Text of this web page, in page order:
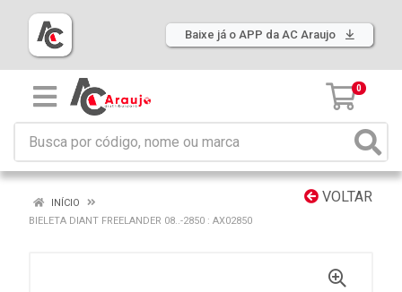
Baixe já o APP da AC Araujo
0
VOLTAR
INÍCIO
BIELETA DIANT FREELANDER 08..-2850 : AX02850